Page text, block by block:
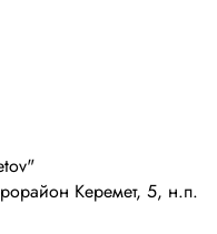
Керемет, 5, н.п.